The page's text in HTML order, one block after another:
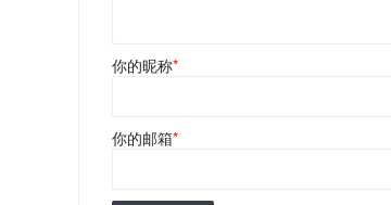
你的昵称*
你的邮箱*